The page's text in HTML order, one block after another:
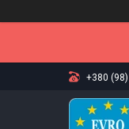
+380